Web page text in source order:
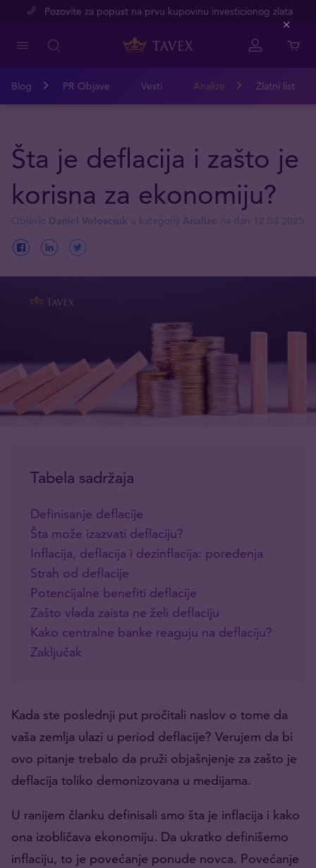
Pozovite za popust na prvu kupovinu investicionog zlata
Blog PR Objave Vesti Analize Zlatni list
Šta je deflacija i zašto je
korisna za ekonomiju?
Tabela sadržaja
Definisanje deflacije
Šta može izazvati deflaciju?
Inflacija, deflacija i dezinflacija: poređenja
Strah od deflacije
Potencijalne benefiti deflacije
Zašto vlada zaista ne želi deflaciju
Kako centralne banke reaguju na deflaciju?
Zaključak
Kada ste poslednji put pročitali naslov o tome da
vaša zemlja ulazi u period deflacije? Verujem da bi
ovo pitanje trebalo da pruži objašnjenje za zašto je
deflacija toliko demonizovana u medijama.
U ranijem članku definisali smo šta je inflacija i kako
ona izobličava ekonomiju. Da ukratko definišemo
inflaciju, to je povećanje ponude novca. Povećanje
Close